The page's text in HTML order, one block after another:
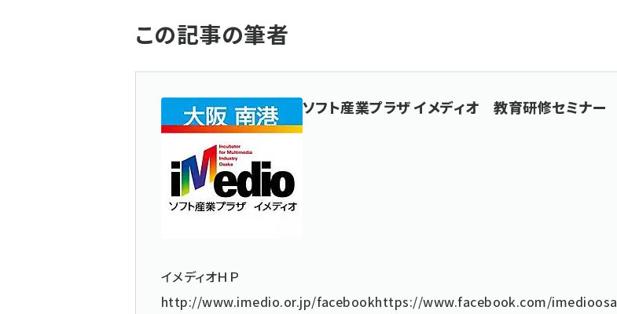
この記事の筆者
ソフト産業プラザ イメディオ 教育研修セミナー
イメディオＨＰ
http://www.imedio.or.jp/facebookhttps://www.facebook.com/imedioosa